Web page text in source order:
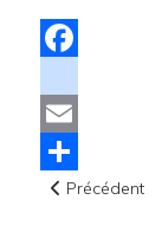
instagram
Email
Share
Article
Précédent